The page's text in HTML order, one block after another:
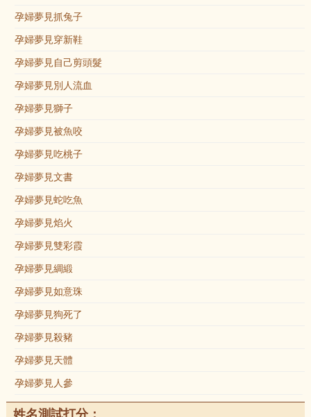
孕婦夢見抓兔子
孕婦夢見穿新鞋
孕婦夢見自己剪頭髮
孕婦夢見別人流血
孕婦夢見獅子
孕婦夢見被魚咬
孕婦夢見吃桃子
孕婦夢見文書
孕婦夢見蛇吃魚
孕婦夢見焰火
孕婦夢見雙彩霞
孕婦夢見綢緞
孕婦夢見如意珠
孕婦夢見狗死了
孕婦夢見殺豬
孕婦夢見天體
孕婦夢見人參
姓名測試打分：